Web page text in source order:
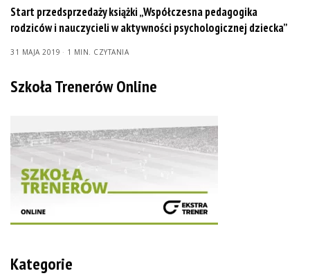
Start przedsprzedaży książki „Współczesna pedagogika
rodziców i nauczycieli w aktywności psychologicznej dziecka”
31 MAJA 2019 1 MIN. CZYTANIA
Szkoła Trenerów Online
Kategorie